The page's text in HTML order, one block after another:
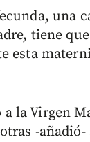
una
tiene
esta
la Virgen
-